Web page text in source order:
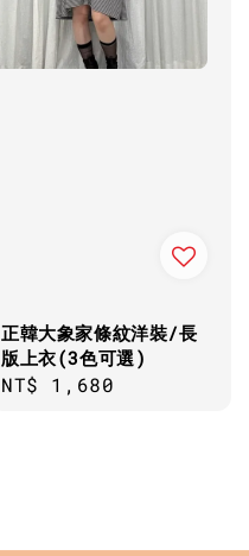
正韓大象家條紋洋裝/長
版上衣(3色可選)
Regular
NT$ 1,680